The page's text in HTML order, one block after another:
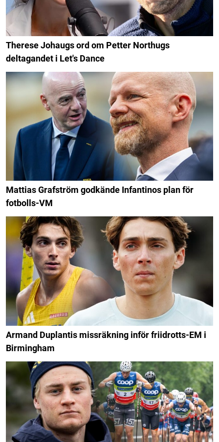
Therese Johaugs ord om Petter Northugs
deltagandet i Let's Dance
Mattias Grafström godkände Infantinos plan för
fotbolls-VM
Armand Duplantis missräkning inför friidrotts-EM i
Birmingham